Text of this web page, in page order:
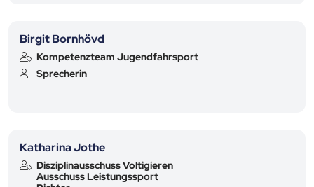
Birgit Bornhövd
Kompetenzteam Jugendfahrsport
Sprecherin
Katharina Jothe
Disziplinausschuss Voltigieren
Ausschuss Leistungssport